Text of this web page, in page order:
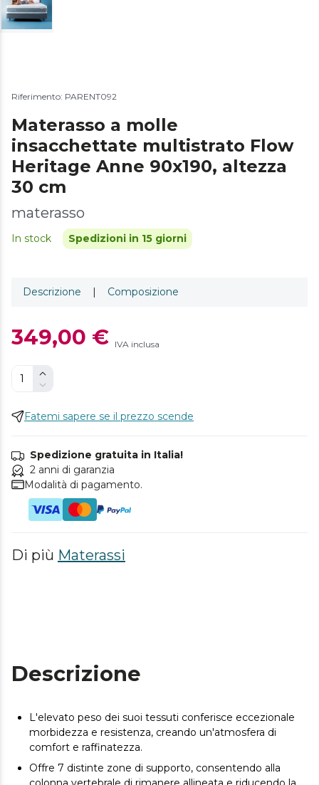
Riferimento: PARENT092
Materasso a molle
insacchettate multistrato Flow
Heritage Anne 90x190, altezza
30 cm
materasso
In stock Spedizioni in 15 giorni
Descrizione | Composizione
349,00 € IVA inclusa
Fatemi sapere se il prezzo scende
Spedizione gratuita in Italia!
2 anni di garanzia
Modalità di pagamento.
Di più Materassi
Descrizione
L'elevato peso dei suoi tessuti conferisce eccezionale
morbidezza e resistenza, creando un'atmosfera di
comfort e raffinatezza.
Offre 7 distinte zone di supporto, consentendo alla